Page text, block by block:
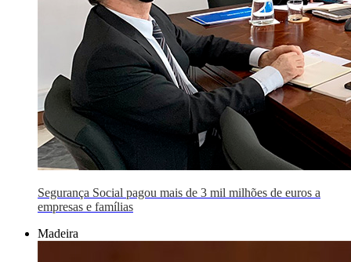
Segurança Social pagou mais de 3 mil milhões de euros a
empresas e famílias
Madeira